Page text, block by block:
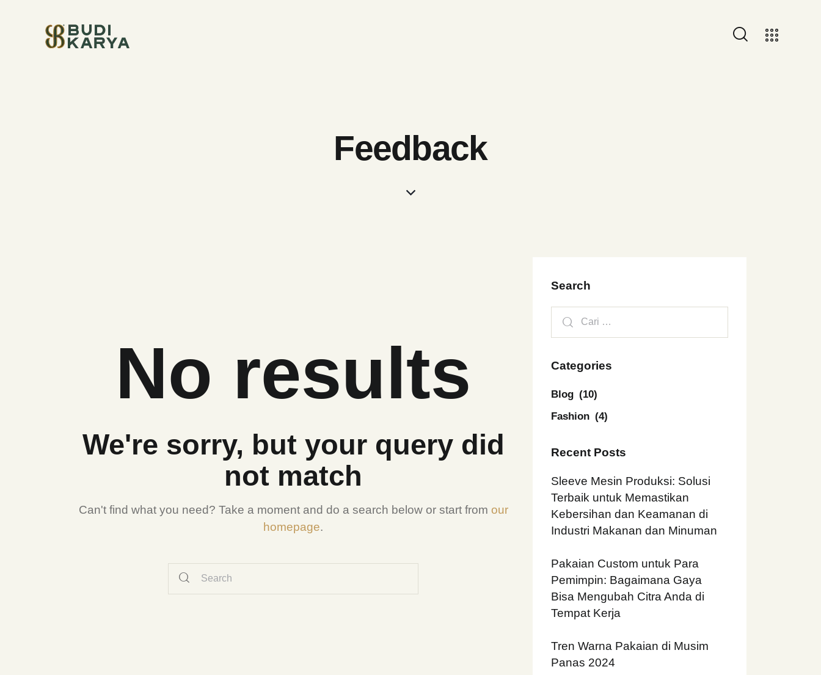
Feedback
No results
We're sorry, but your query did
not match
Can't find what you need? Take a moment and do a search below or start from our
homepage.
Search
Categories
Blog (10)
Fashion (4)
Recent Posts
Sleeve Mesin Produksi: Solusi
Terbaik untuk Memastikan
Kebersihan dan Keamanan di
Industri Makanan dan Minuman
Pakaian Custom untuk Para
Pemimpin: Bagaimana Gaya
Bisa Mengubah Citra Anda di
Tempat Kerja
Tren Warna Pakaian di Musim
Panas 2024